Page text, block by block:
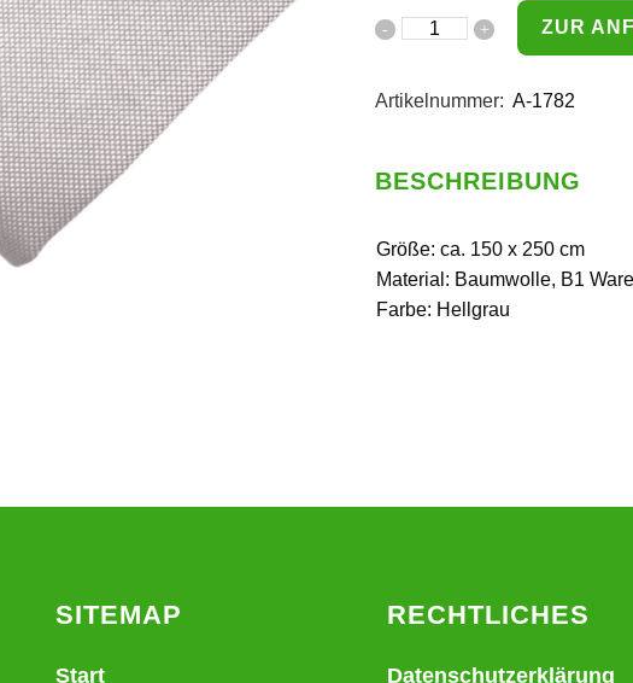
ZUR
Artikelnummer: A-1782
BESCHREIBUNG
Größe: ca. 150 x 250 cm
Material: Baumwolle, B1 Ware
Farbe: Hellgrau
SITEMAP
Start
RECHTLICHES
Datenschutzerklärung